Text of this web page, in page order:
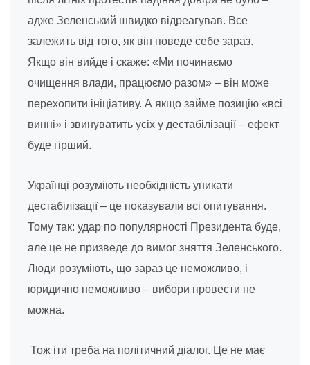
адже Зеленський швидко відреагував. Все
залежить від того, як він поведе себе зараз.
Якщо він вийде і скаже: «Ми починаємо
очищення влади, працюємо разом» – він може
перехопити ініціативу. А якщо займе позицію «всі
винні» і звинуватить усіх у дестабілізації – ефект
буде гірший.
Українці розуміють необхідність уникати
дестабілізації – це показували всі опитування.
Тому так: удар по популярності Президента буде,
але це не призведе до вимог зняття Зеленського.
Люди розуміють, що зараз це неможливо, і
юридично неможливо – вибори провести не
можна.
Тож іти треба на політичний діалог. Це не має